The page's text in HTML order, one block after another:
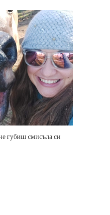
губиш смисъла си